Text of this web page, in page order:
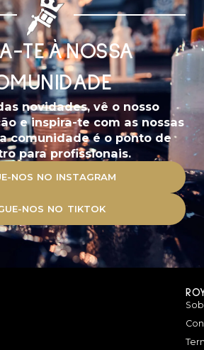
TE À NOSSA
novidades, vê o nosso
e inspira-te com as nossas
comunidade é o ponto de
para profissionais.
NOS NO INSTAGRAM
NOS NO TIKTOK